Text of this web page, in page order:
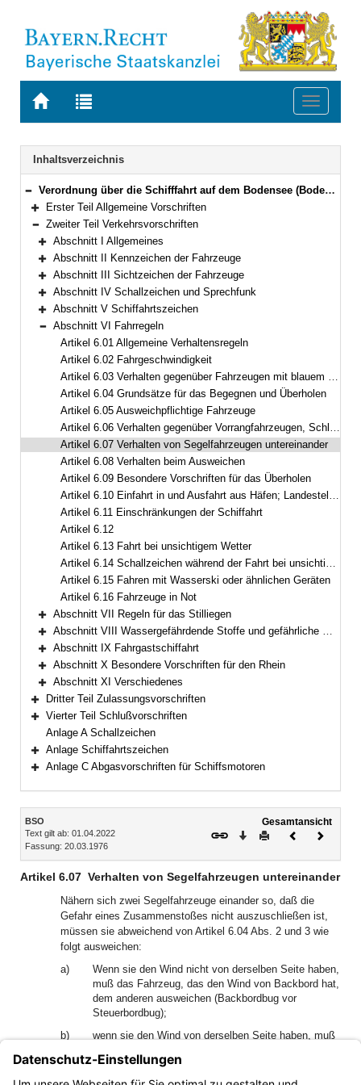
Zur
BAYERN.RECHT
Zur
letzten
Suche
Toggle
Navigation
Inhaltsverzeichnis
Bereich reduzieren
Verordnung über die Schifffahrt auf dem Bodensee (Bodensee-Schifffahrts-Ordnung – BSO) Vom 20. März 1976 (GVBl. S. 55)
Bereich erweitern
Erster Teil Allgemeine Vorschriften
Bereich reduzieren
Zweiter Teil Verkehrsvorschriften
Bereich erweitern
Abschnitt I Allgemeines
Bereich erweitern
Abschnitt II Kennzeichen der Fahrzeuge
Bereich erweitern
Abschnitt III Sichtzeichen der Fahrzeuge
Bereich erweitern
Abschnitt IV Schallzeichen und Sprechfunk
Bereich erweitern
Abschnitt V Schiffahrtszeichen
Bereich reduzieren
Abschnitt VI Fahrregeln
Artikel 6.01 Allgemeine Verhaltensregeln
Artikel 6.02 Fahrgeschwindigkeit
Artikel 6.03 Verhalten gegenüber Fahrzeugen mit blauem Blinklicht
Artikel 6.04 Grundsätze für das Begegnen und Überholen
Artikel 6.05 Ausweichpflichtige Fahrzeuge
Artikel 6.06 Verhalten gegenüber Vorrangfahrzeugen, Schleppverbänden, Fahrzeugen der Berufsfischer und Tauchern
Artikel 6.07 Verhalten von Segelfahrzeugen untereinander
Artikel 6.08 Verhalten beim Ausweichen
Artikel 6.09 Besondere Vorschriften für das Überholen
Artikel 6.10 Einfahrt in und Ausfahrt aus Häfen; Landestellen
Artikel 6.11 Einschränkungen der Schiffahrt
Artikel 6.12
Artikel 6.13 Fahrt bei unsichtigem Wetter
Artikel 6.14 Schallzeichen während der Fahrt bei unsichtigem Wetter
Artikel 6.15 Fahren mit Wasserski oder ähnlichen Geräten
Artikel 6.16 Fahrzeuge in Not
Bereich erweitern
Abschnitt VII Regeln für das Stilliegen
Bereich erweitern
Abschnitt VIII Wassergefährdende Stoffe und gefährliche Güter
Bereich erweitern
Abschnitt IX Fahrgastschiffahrt
Bereich erweitern
Abschnitt X Besondere Vorschriften für den Rhein
Bereich erweitern
Abschnitt XI Verschiedenes
Bereich erweitern
Dritter Teil Zulassungsvorschriften
Bereich erweitern
Vierter Teil Schlußvorschriften
Anlage A Schallzeichen
Bereich erweitern
Anlage Schiffahrtszeichen
Anlage C Abgasvorschriften für Schiffsmotoren
Inhalt
BSO
Text gilt ab: 01.04.2022
Fassung: 20.03.1976
Gesamtansicht
Download
DruckenVorheriges
Artikel 6.07 Verhalten von Segelfahrzeugen untereinander
Nähern sich zwei Segelfahrzeuge einander so, daß die
Gefahr eines Zusammenstoßes nicht auszuschließen ist,
müssen sie abweichend von Artikel 6.04 Abs. 2 und 3 wie
folgt ausweichen:
a)
Wenn sie den Wind nicht von derselben Seite haben,
muß das Fahrzeug, das den Wind von Backbord hat,
dem anderen ausweichen (Backbordbug vor
Steuerbordbug);
b)
wenn sie den Wind von derselben Seite haben, muß
Luvseite die Seite, von der der Wind kommt,
Leeseite die Seite, auf der sich das Großsegel